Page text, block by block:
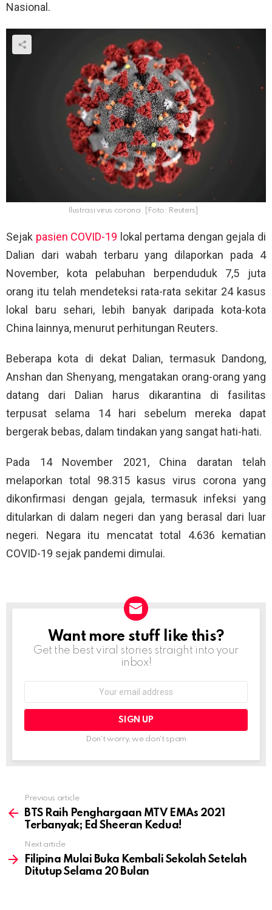
Nasional.
Ilustrasi virus corona. [Foto: Reuters]
Sejak pasien COVID-19 lokal pertama dengan gejala di
Dalian dari wabah terbaru yang dilaporkan pada 4
November, kota pelabuhan berpenduduk 7,5 juta
orang itu telah mendeteksi rata-rata sekitar 24 kasus
lokal baru sehari, lebih banyak daripada kota-kota
China lainnya, menurut perhitungan Reuters.
Beberapa kota di dekat Dalian, termasuk Dandong,
Anshan dan Shenyang, mengatakan orang-orang yang
datang dari Dalian harus dikarantina di fasilitas
terpusat selama 14 hari sebelum mereka dapat
bergerak bebas, dalam tindakan yang sangat hati-hati.
Pada 14 November 2021, China daratan telah
melaporkan total 98.315 kasus virus corona yang
dikonfirmasi dengan gejala, termasuk infeksi yang
ditularkan di dalam negeri dan yang berasal dari luar
negeri. Negara itu mencatat total 4.636 kematian
COVID-19 sejak pandemi dimulai.
NEWSLETTER
Want more stuff like this?
Get the best viral stories straight into your
inbox!
Don't worry, we don't spam
more
Previous article
BTS Raih Penghargaan MTV EMAs 2021
Terbanyak; Ed Sheeran Kedua!
Next article
Filipina Mulai Buka Kembali Sekolah Setelah
Ditutup Selama 20 Bulan